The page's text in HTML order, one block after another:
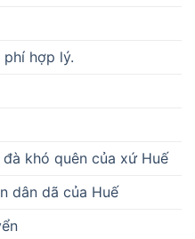
hợp lý.
khó quên của xứ Huế
dân dã của Huế